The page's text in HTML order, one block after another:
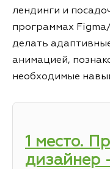
лендинги и
программах
делать
анимацией,
необходимые
1 место.
дизайнер